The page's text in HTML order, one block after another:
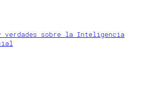
verdades sobre la Inteligencia